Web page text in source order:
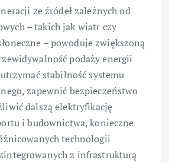
ze źródeł zależnych od
– takich jak wiatr czy
– powoduje zwiększoną
podaży energii
stabilność systemu
zapewnić bezpieczeństwo
dalszą elektryfikację
i budownictwa, konieczne
technologii
z infrastrukturą